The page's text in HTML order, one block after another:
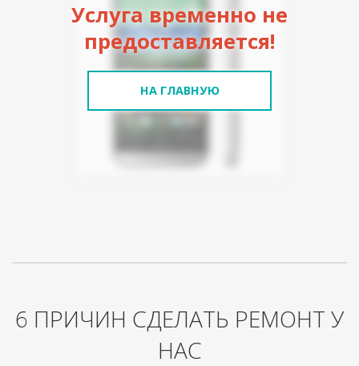
Услуга временно не
предоставляется!
НА ГЛАВНУЮ
6 ПРИЧИН СДЕЛАТЬ РЕМОНТ У
НАС